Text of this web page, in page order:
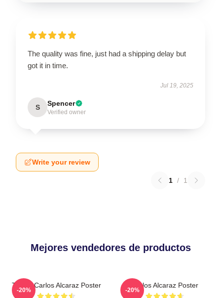
The quality was fine, just had a shipping delay but
got it in time.
Jul 19, 2025
S Spencer
Verified owner
Write your review
1 / 1
Mejores vendedores de productos
Tennis Carlos Alcaraz Poster
-20%
Carlos Alcaraz Poster
-20%